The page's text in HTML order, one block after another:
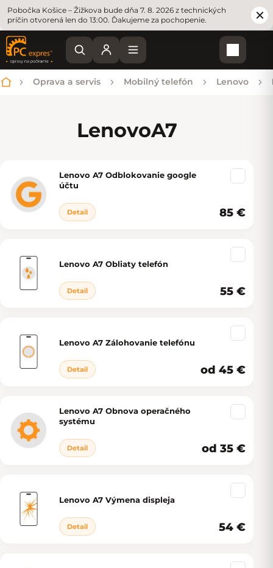
Pobočka Košice – Žižkova bude dňa 7. 8. 2026 z technických
príčin otvorená len do 13:00. Ďakujeme za pochopenie.
Domov
Oprava a servis Mobilný telefón Lenovo
LenovoA7
Výpis produktov
Lenovo A7 Odblokovanie google
účtu
Detail 85 €
Lenovo A7 Obliaty telefón
Detail 55 €
Lenovo A7 Zálohovanie telefónu
Detail od 45 €
Lenovo A7 Obnova operačného
systému
Detail od 35 €
Lenovo A7 Výmena displeja
Detail 54 €